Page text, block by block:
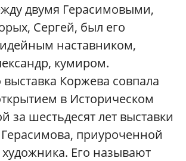
двумя Герасимовыми,
Сергей, был его
наставником,
кумиром.
Коржева совпала
в Историческом
за шестьдесят лет выставки
приуроченной
Его называют